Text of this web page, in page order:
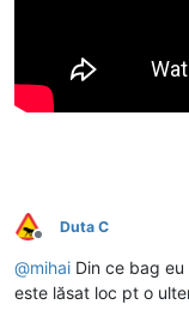
Deconectat
Duta C
@mihai Din ce bag
este lăsat loc pt o